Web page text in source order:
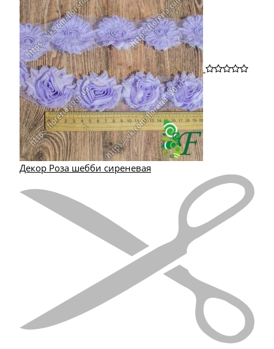
Декор Роза шебби сиреневая